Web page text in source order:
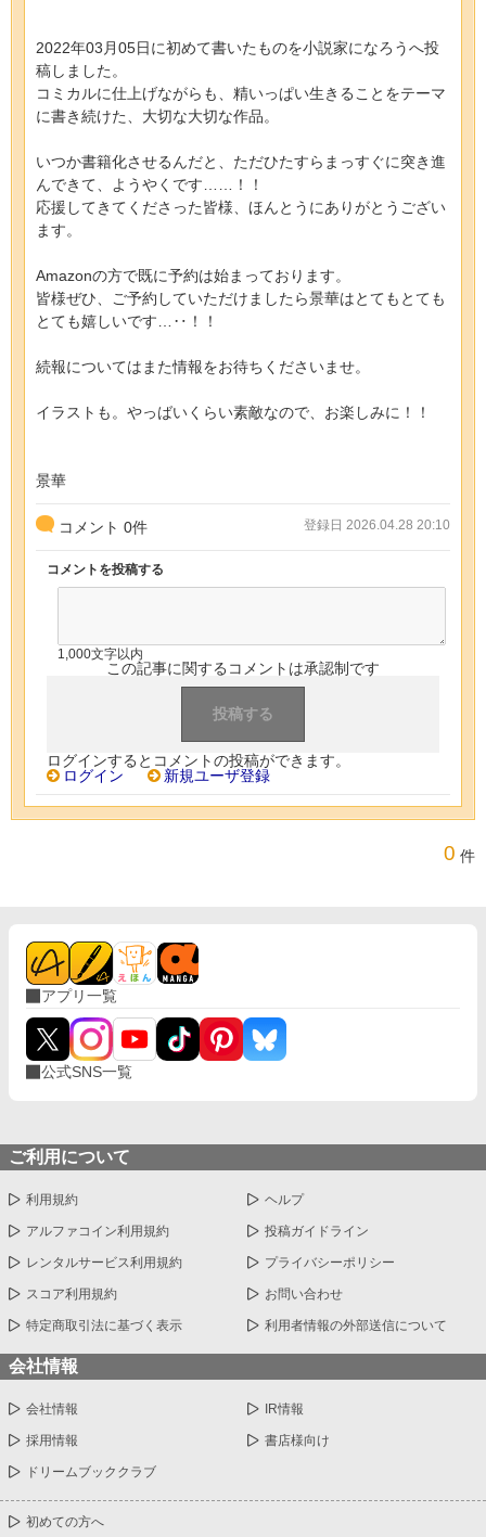
2022年03月05日に初めて書いたものを小説家になろうへ投
稿しました。
コミカルに仕上げながらも、精いっぱい生きることをテーマ
に書き続けた、大切な大切な作品。
いつか書籍化させるんだと、ただひたすらまっすぐに突き進
んできて、ようやくです……！！
応援してきてくださった皆様、ほんとうにありがとうござい
ます。
Amazonの方で既に予約は始まっております。
皆様ぜひ、ご予約していただけましたら景華はとてもとても
とても嬉しいです…‥！！
続報についてはまた情報をお待ちくださいませ。
イラストも。やっばいくらい素敵なので、お楽しみに！！
景華
コメント 0件 登録日 2026.04.28 20:10
コメントを投稿する
1,000文字以内
この記事に関するコメントは承認制です
ログインするとコメントの投稿ができます。
ログイン
新規ユーザ登録
0 件
アプリ一覧
公式SNS一覧
ご利用について
利用規約 ヘルプ
アルファコイン利用規約 投稿ガイドライン
レンタルサービス利用規約 プライバシーポリシー
スコア利用規約 お問い合わせ
特定商取引法に基づく表示 利用者情報の外部送信について
会社情報
会社情報 IR情報
採用情報 書店様向け
ドリームブッククラブ
初めての方へ